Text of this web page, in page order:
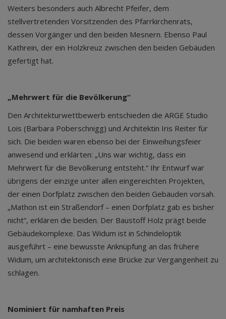
Weiters besonders auch Albrecht Pfeifer, dem
stellvertretenden Vorsitzenden des Pfarrkirchenrats,
dessen Vorgänger und den beiden Mesnern. Ebenso Paul
Kathrein, der ein Holzkreuz zwischen den beiden Gebäuden
gefertigt hat.
„Mehrwert für die Bevölkerung“
Den Architekturwettbewerb entschieden die ARGE Studio
Lois (Barbara Poberschnigg) und Architektin Iris Reiter für
sich. Die beiden waren ebenso bei der Einweihungsfeier
anwesend und erklärten: „Uns war wichtig, dass ein
Mehrwert für die Bevölkerung entsteht.“ Ihr Entwurf war
übrigens der einzige unter allen eingereichten Projekten,
der einen Dorfplatz zwischen den beiden Gebäuden vorsah.
„Mathon ist ein Straßendorf – einen Dorfplatz gab es bisher
nicht“, erklären die beiden. Der Baustoff Holz prägt beide
Gebäudekomplexe. Das Widum ist in Schindeloptik
ausgeführt – eine bewusste Anknüpfung an das frühere
Widum, um architektonisch eine Brücke zur Vergangenheit zu
schlagen.
Nominiert für namhaften Preis